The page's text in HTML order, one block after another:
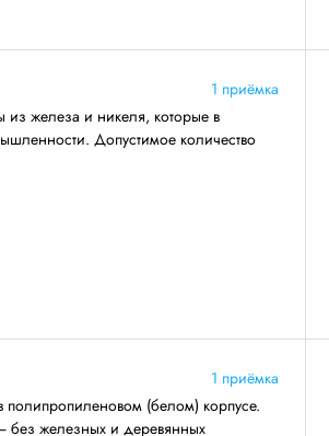
1 приёмка
из железа и никеля, которые в
Допустимое количество
1 приёмка
полипропиленовом (белом) корпусе.
без железных и деревянных